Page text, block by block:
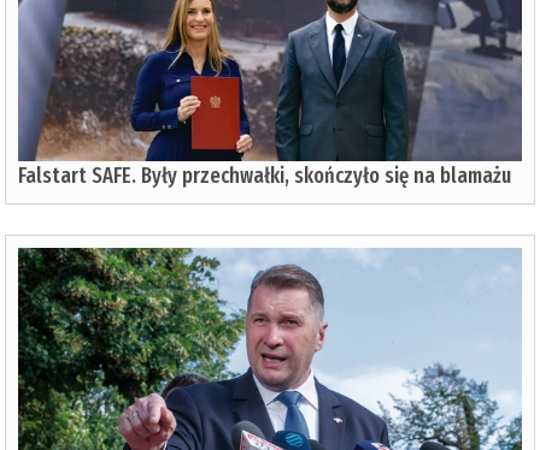
Falstart SAFE. Były przechwałki, skończyło się na blamażu